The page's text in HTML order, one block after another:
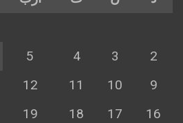
2
3
4
5
9
10
11
12
16
17
18
19